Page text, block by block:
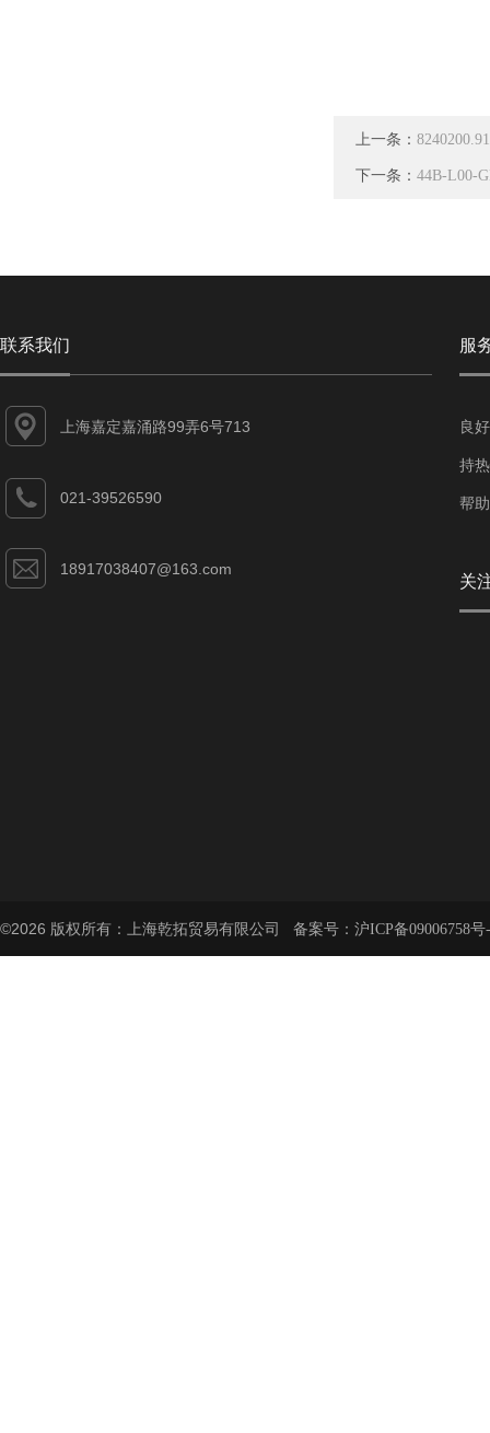
上一条：
下一条： 44B-L00-
联系我们
上海嘉定嘉涌路99弄6号713
021-39526590
18917038407@163.com
服
良
持
帮
关
©2026 版权所有：上海乾拓贸易有限公司 备案号： 沪ICP备09006758号